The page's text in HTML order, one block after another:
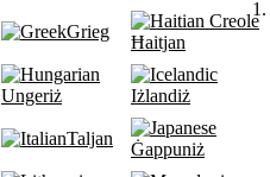
Grieg
Ħaitjan
Ungeriż Iżlandiż
Taljan
Ġappuniż